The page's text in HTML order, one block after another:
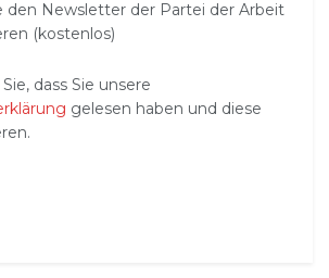
den Newsletter der Partei der Arbeit
(kostenlos)
dass Sie unsere
gelesen haben und diese